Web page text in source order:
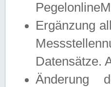
Ergänzung
Datensätze.
Änderung